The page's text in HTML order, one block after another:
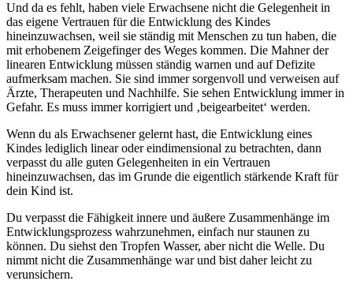
Und da es fehlt, haben viele Erwachsene nicht die Gelegenheit in
das eigene Vertrauen für die Entwicklung des Kindes
hineinzuwachsen, weil sie ständig mit Menschen zu tun haben, die
mit erhobenem Zeigefinger des Weges kommen. Die Mahner der
linearen Entwicklung müssen ständig warnen und auf Defizite
aufmerksam machen. Sie sind immer sorgenvoll und verweisen auf
Ärzte, Therapeuten und Nachhilfe. Sie sehen Entwicklung immer in
Gefahr. Es muss immer korrigiert und ‚beigearbeitet‘ werden.
Wenn du als Erwachsener gelernt hast, die Entwicklung eines
Kindes lediglich linear oder eindimensional zu betrachten, dann
verpasst du alle guten Gelegenheiten in ein Vertrauen
hineinzuwachsen, das im Grunde die eigentlich stärkende Kraft für
dein Kind ist.
Du verpasst die Fähigkeit innere und äußere Zusammenhänge im
Entwicklungsprozess wahrzunehmen, einfach nur staunen zu
können. Du siehst den Tropfen Wasser, aber nicht die Welle. Du
nimmt nicht die Zusammenhänge war und bist daher leicht zu
verunsichern.